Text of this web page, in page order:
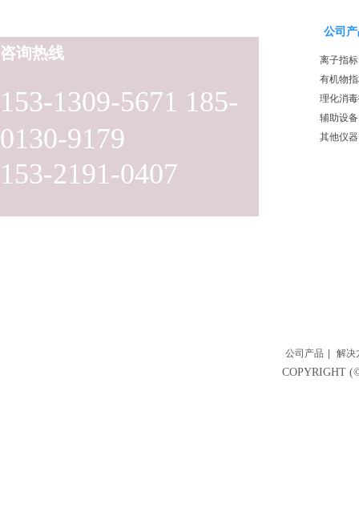
153-1309-5671 185-
0130-9179
153-2191-0407
咨询热线
公司
离子指标
有机物
理化消
辅助设备
其他仪器
公司产品 解决
COPYRIGHT